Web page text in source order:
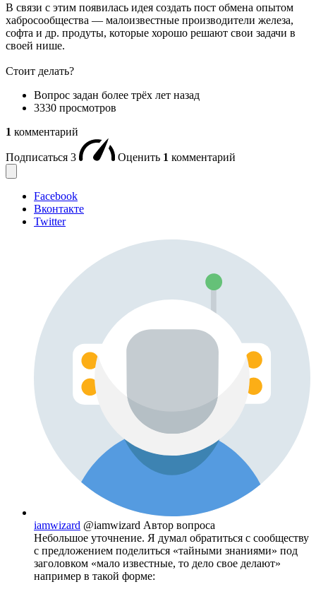
В связи с этим появилась идея создать пост обмена опытом
хабросообщества — малоизвестные производители железа,
софта и др. продуты, которые хорошо решают свои задачи в
своей нише.
Стоит делать?
Вопрос задан более трёх лет назад
3330 просмотров
1 комментарий
Подписаться 3 Оценить 1 комментарий
Facebook
Вконтакте
Twitter
iamwizard @iamwizard Автор вопроса
Небольшое уточнение. Я думал обратиться с сообществу
с предложением поделиться «тайными знаниями» под
заголовком «мало известные, то дело свое делают»
например в такой форме: